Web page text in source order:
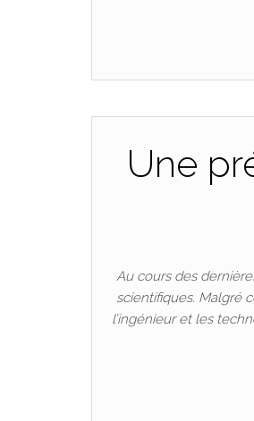
Une
Au cours des
scientifiques. Malgré
l’ingénieur et les